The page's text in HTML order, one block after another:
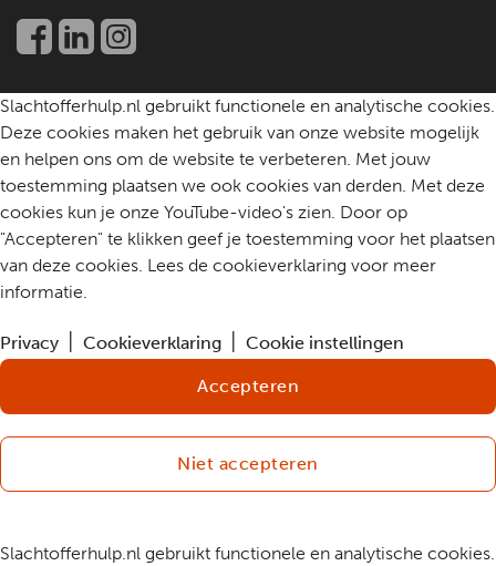
Een slachtoffer helpen
Community
Slachtofferhulp.nl gebruikt functionele en analytische cookies.
Deze cookies maken het gebruik van onze website mogelijk
en helpen ons om de website te verbeteren. Met jouw
toestemming plaatsen we ook cookies van derden. Met deze
cookies kun je onze YouTube-video's zien. Door op
"Accepteren" te klikken geef je toestemming voor het plaatsen
van deze cookies. Lees de cookieverklaring voor meer
informatie.
Privacy Cookieverklaring Cookie instellingen
Accepteren
Niet accepteren
Slachtofferhulp.nl gebruikt functionele en analytische cookies.